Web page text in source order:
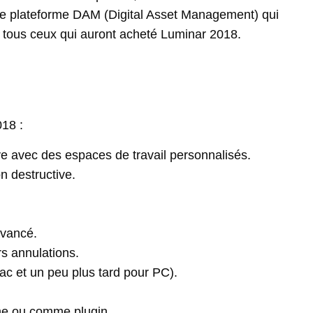
plateforme DAM (Digital Asset Management) qui
ceux qui auront acheté Luminar 2018.
:
avec des espaces de travail personnalisés.
destructive.
annulations.
et un peu plus tard pour PC).